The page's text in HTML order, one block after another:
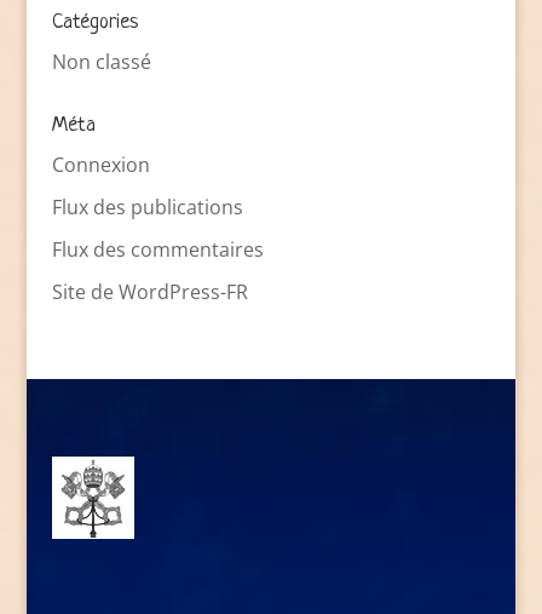
Catégories
Non classé
Méta
Connexion
Flux des publications
Flux des commentaires
Site de WordPress-FR